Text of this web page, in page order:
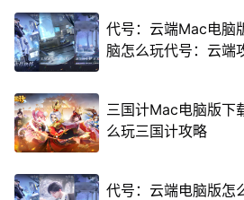
代号：云端Mac电脑
脑怎么玩代号：云端
三国计Mac电脑版下
么玩三国计攻略
代号：云端电脑版怎